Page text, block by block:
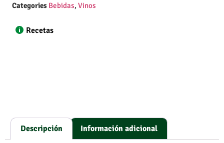
Categories Bebidas, Vinos
Recetas
Descripción Información adicional